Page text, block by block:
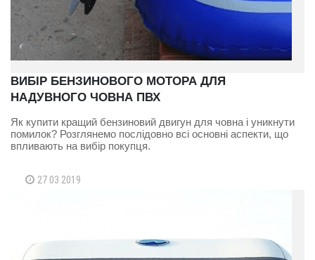
ВИБІР БЕНЗИНОВОГО МОТОРА ДЛЯ
НАДУВНОГО ЧОВНА ПВХ
Як купити кращий бензиновий двигун для човна і уникнути
помилок? Розглянемо послідовно всі основні аспекти, що
впливають на вибір покупця.
27 03 2019